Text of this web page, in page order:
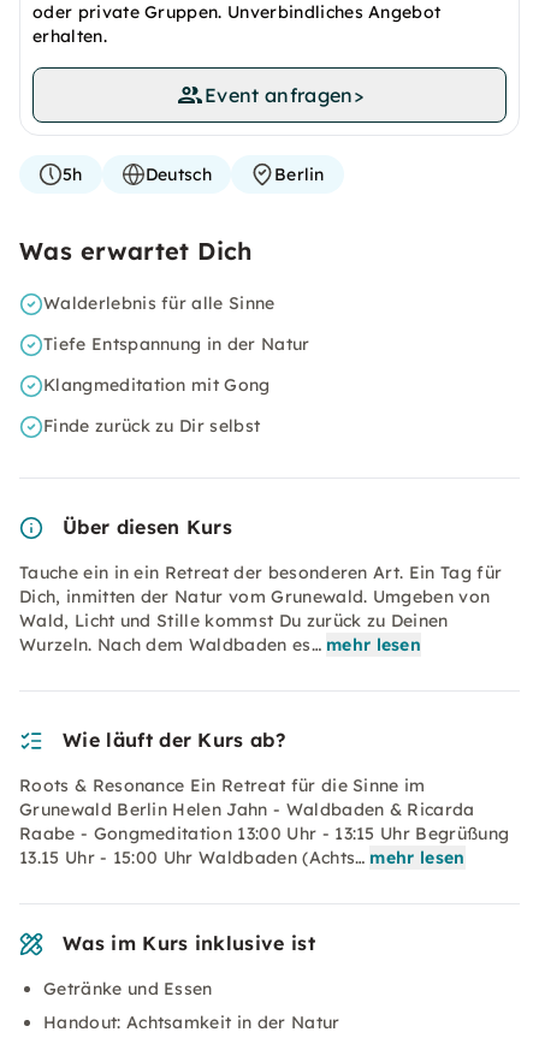
oder private Gruppen. Unverbindliches Angebot
erhalten.
Event anfragen>
5h Deutsch Berlin
Was erwartet Dich
Walderlebnis für alle Sinne
Tiefe Entspannung in der Natur
Klangmeditation mit Gong
Finde zurück zu Dir selbst
Über diesen Kurs
Tauche ein in ein Retreat der besonderen Art. Ein Tag für
Dich, inmitten der Natur vom Grunewald. Umgeben von
Wald, Licht und Stille kommst Du zurück zu Deinen
Wurzeln. Nach dem Waldbaden es… mehr lesen
Wie läuft der Kurs ab?
Roots & Resonance Ein Retreat für die Sinne im
Grunewald Berlin Helen Jahn - Waldbaden & Ricarda
Raabe - Gongmeditation 13:00 Uhr - 13:15 Uhr Begrüßung
13.15 Uhr - 15:00 Uhr Waldbaden (Achts… mehr lesen
Was im Kurs inklusive ist
Getränke und Essen
Handout: Achtsamkeit in der Natur